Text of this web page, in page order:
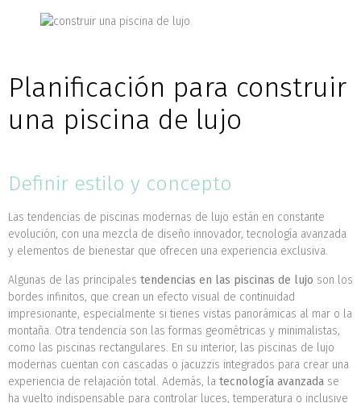
Planificación para construir
una piscina de lujo
Definir estilo y concepto
Las tendencias de piscinas modernas de lujo están en constante
evolución, con una mezcla de diseño innovador, tecnología avanzada
y elementos de bienestar que ofrecen una experiencia exclusiva.
Algunas de las principales tendencias en las piscinas de lujo son los
bordes infinitos, que crean un efecto visual de continuidad
impresionante, especialmente si tienes vistas panorámicas al mar o la
montaña. Otra tendencia son las formas geométricas y minimalistas,
como las piscinas rectangulares. En su interior, las piscinas de lujo
modernas cuentan con cascadas o jacuzzis integrados para crear una
experiencia de relajación total. Además, la tecnología avanzada se
ha vuelto indispensable para controlar luces, temperatura o inclusive